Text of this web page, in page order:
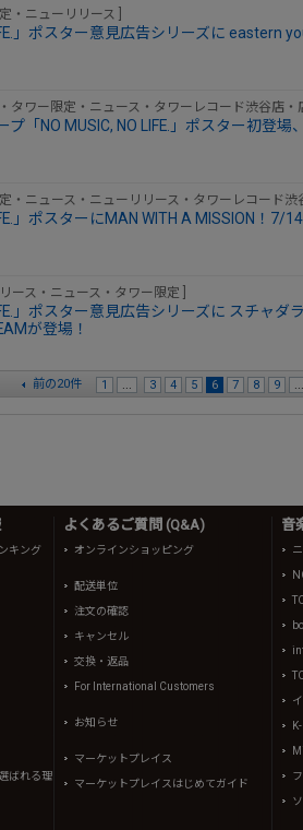
ニューリリース ]
」ポスター意見広告シリーズに eastern
タワー限定・ニュース・タワーレコード渋谷店・
プ「NO MUSIC, NO LIFE.」ポスター初登
・ニュース・ニューリリース・タワーレコード渋
」ポスターにMAN WITH A MISSION！
ス・ニュース・タワー限定 ]
」ポスター意見広告シリーズに スチャ
が登場！
前の20件 1 ... 3 4 5 6 7 8 9 ...
キング
ばれる理
よくあるご質問 (Q&A)
オンラインショッピング
配送単位
注文の確認
キャンセル
交換・返品
For International Customers
お知らせ
マーケットプレイス
マーケットプレイスはじめてガイド
音